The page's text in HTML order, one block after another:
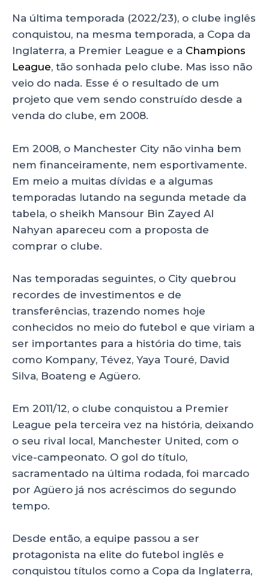
Na última temporada (2022/23), o clube inglês
conquistou, na mesma temporada, a Copa da
Inglaterra, a Premier League e a Champions
League, tão sonhada pelo clube. Mas isso não
veio do nada. Esse é o resultado de um
projeto que vem sendo construído desde a
venda do clube, em 2008.
Em 2008, o Manchester City não vinha bem
nem financeiramente, nem esportivamente.
Em meio a muitas dívidas e a algumas
temporadas lutando na segunda metade da
tabela, o sheikh Mansour Bin Zayed Al
Nahyan apareceu com a proposta de
comprar o clube.
Nas temporadas seguintes, o City quebrou
recordes de investimentos e de
transferências, trazendo nomes hoje
conhecidos no meio do futebol e que viriam a
ser importantes para a história do time, tais
como Kompany, Tévez, Yaya Touré, David
Silva, Boateng e Agüero.
Em 2011/12, o clube conquistou a Premier
League pela terceira vez na história, deixando
o seu rival local, Manchester United, com o
vice-campeonato. O gol do título,
sacramentado na última rodada, foi marcado
por Agüero já nos acréscimos do segundo
tempo.
Desde então, a equipe passou a ser
protagonista na elite do futebol inglês e
conquistou títulos como a Copa da Inglaterra,